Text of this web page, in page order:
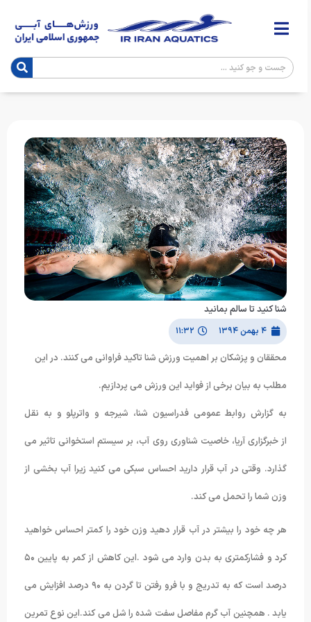
شنا کنید تا سالم بمانید
۴ بهمن ۱۳۹۴ ۱۱:۳۲
محققان و پزشکان بر اهميت ورزش شنا تاکيد فراواني مي کنند. در اين
مطلب به بيان برخي از فوايد اين ورزش مي پردازيم.
به گزارش روابط عمومی فدراسیون شنا، شیرجه و واترپلو و به نقل
از خبرگزاری آریا، خاصیت شناوری روی آب، بر سیستم استخوانی تاثیر می
گذارد. وقتی در آب قرار دارید احساس سبکی می کنید زیرا آب بخشی از
وزن شما را تحمل می کند.
هر چه خود را بیشتر در آب قرار دهید وزن خود را کمتر احساس خواهید
کرد و فشارکمتری به بدن وارد می شود .این کاهش از کمر به پایین ۵۰
درصد است که به تدریج و با فرو رفتن تا گردن به ۹۰ درصد افزایش می
یابد . همچنین آب گرم مفاصل سفت شده را شل می کند.این نوع تمرین